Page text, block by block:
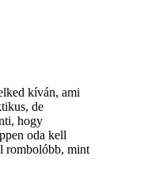
kíván, ami
de
hogy
oda kell
rombolóbb, mint